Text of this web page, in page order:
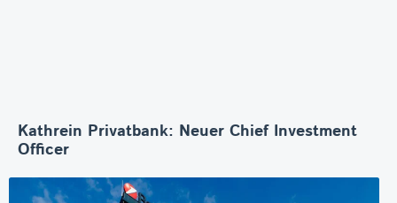
Kathrein Privatbank: Neuer Chief Investment
Officer